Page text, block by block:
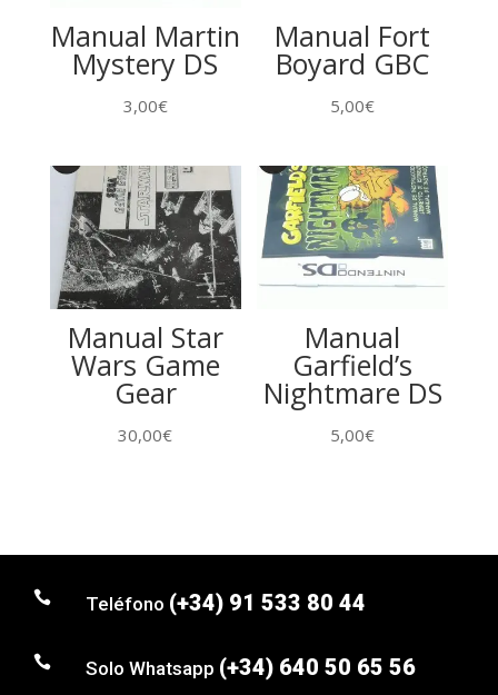
Manual Martin
Mystery DS
3,00€
Manual Fort
Boyard GBC
5,00€
Manual Star
Wars Game
Gear
30,00€
Manual
Garfield’s
Nightmare DS
5,00€
 Teléfono (+34) 91 533 80 44
 Solo Whatsapp (+34) 640 50 65 56